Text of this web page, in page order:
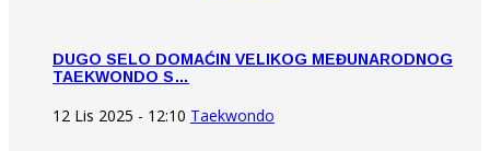
DUGO SELO DOMAĆIN VELIKOG MEĐUNARODNOG
TAEKWONDO S…
12 Lis 2025 - 12:10 Taekwondo